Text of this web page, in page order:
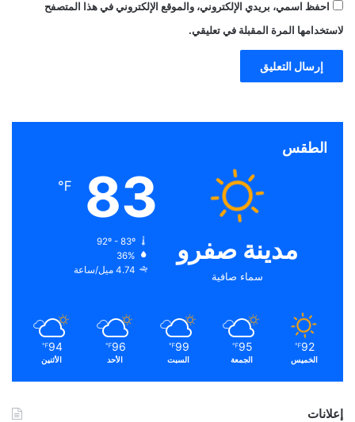
احفظ اسمي، بريدي الإلكتروني، والموقع الإلكتروني في هذا المتصفح
لاستخدامها المرة المقبلة في تعليقي.
الطقس
مدينة صفرو
سماء صافية
83
℉
92º - 83º
36%
4.74 ميل/ساعة
92
℉
الخميس
95
℉
الجمعة
99
℉
السبت
96
℉
الأحد
94
℉
الأثنين
إعلانات